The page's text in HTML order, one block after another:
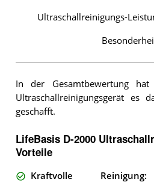
Ultraschallreinigungs-
In der Gesamtbewertung
Ultraschallreinigungsgerät
geschafft.
LifeBasis D-2000
Vorteile
Kraftvolle Reinigung